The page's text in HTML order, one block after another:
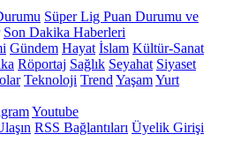
Süper Lig Puan Durumu ve
Son Dakika Haberleri
Gündem Hayat İslam Kültür-Sanat
Röportaj Sağlık Seyahat Siyaset
Teknoloji Trend YaşamYurt
Youtube
RSS Bağlantıları Üyelik Girişi